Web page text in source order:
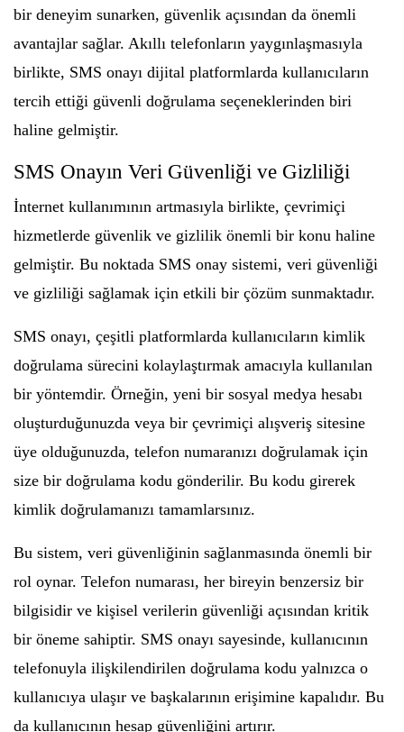
bir deneyim sunarken, güvenlik açısından da önemli
avantajlar sağlar. Akıllı telefonların yaygınlaşmasıyla
birlikte, SMS onayı dijital platformlarda kullanıcıların
tercih ettiği güvenli doğrulama seçeneklerinden biri
haline gelmiştir.
SMS Onayın Veri Güvenliği ve Gizliliği
İnternet kullanımının artmasıyla birlikte, çevrimiçi
hizmetlerde güvenlik ve gizlilik önemli bir konu haline
gelmiştir. Bu noktada SMS onay sistemi, veri güvenliği
ve gizliliği sağlamak için etkili bir çözüm sunmaktadır.
SMS onayı, çeşitli platformlarda kullanıcıların kimlik
doğrulama sürecini kolaylaştırmak amacıyla kullanılan
bir yöntemdir. Örneğin, yeni bir sosyal medya hesabı
oluşturduğunuzda veya bir çevrimiçi alışveriş sitesine
üye olduğunuzda, telefon numaranızı doğrulamak için
size bir doğrulama kodu gönderilir. Bu kodu girerek
kimlik doğrulamanızı tamamlarsınız.
Bu sistem, veri güvenliğinin sağlanmasında önemli bir
rol oynar. Telefon numarası, her bireyin benzersiz bir
bilgisidir ve kişisel verilerin güvenliği açısından kritik
bir öneme sahiptir. SMS onayı sayesinde, kullanıcının
telefonuyla ilişkilendirilen doğrulama kodu yalnızca o
kullanıcıya ulaşır ve başkalarının erişimine kapalıdır. Bu
da kullanıcının hesap güvenliğini artırır.